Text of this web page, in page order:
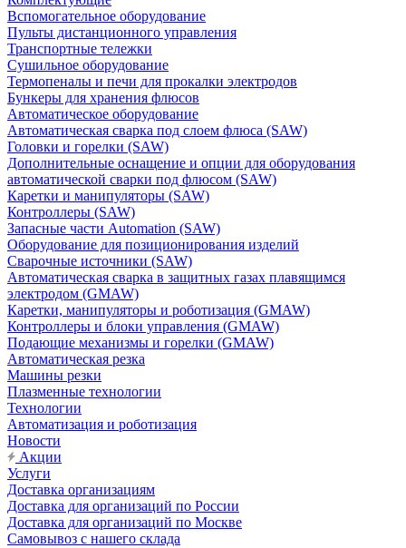
Вспомогательное оборудование
Пульты дистанционного управления
Транспортные тележки
Сушильное оборудование
Термопеналы и печи для прокалки электродов
Бункеры для хранения флюсов
Автоматическое оборудование
Автоматическая сварка под слоем флюса (SAW)
Головки и горелки (SAW)
Дополнительные оснащение и опции для оборудования
автоматической сварки под флюсом (SAW)
Каретки и манипуляторы (SAW)
Контроллеры (SAW)
Запасные части Automation (SAW)
Оборудование для позиционирования изделий
Сварочные источники (SAW)
Автоматическая сварка в защитных газах плавящимся
электродом (GMAW)
Каретки, манипуляторы и роботизация (GMAW)
Контроллеры и блоки управления (GMAW)
Подающие механизмы и горелки (GMAW)
Автоматическая резка
Машины резки
Плазменные технологии
Технологии
Автоматизация и роботизация
Новости
Акции
Услуги
Доставка организациям
Доставка для организаций по России
Доставка для организаций по Москве
Самовывоз с нашего склада